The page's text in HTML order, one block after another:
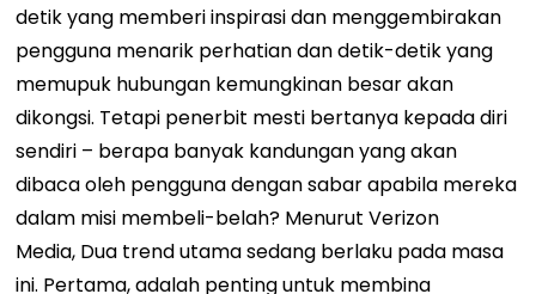
detik yang memberi inspirasi dan menggembirakan
pengguna menarik perhatian dan detik-detik yang
memupuk hubungan kemungkinan besar akan
dikongsi. Tetapi penerbit mesti bertanya kepada diri
sendiri – berapa banyak kandungan yang akan
dibaca oleh pengguna dengan sabar apabila mereka
dalam misi membeli-belah? MenurutVerizon
Media, Dua trend utama sedang berlaku pada masa
ini. Pertama, adalah penting untuk membina